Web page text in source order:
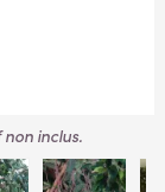
inclus.